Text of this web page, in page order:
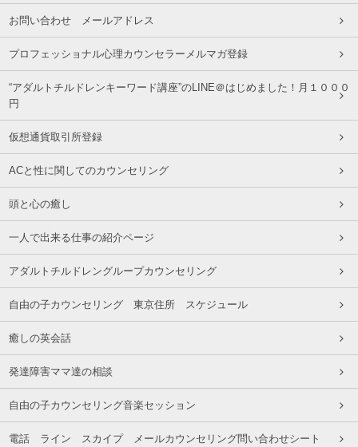
お問い合わせ メールアドレス
プロフェッショナル心理カウンセラーメルマガ登録
“アダルトチルドレンキーワード講座”のLINE＠はじめました！月１０００
円
仮想通貨取引所登録
ACと性に関してのカウンセリング
頭と心の癒し
一人で出来る仕事の紹介ページ
アダルトチルドレングループカウンセリング
自由の子カウンセリング 東京住所 スケジュール
癒しの英会話
発達障害ママ達の相談
自由の子カウンセリング音楽セッション
電話 ライン スカイプ メールカウンセリング問い合わせシート